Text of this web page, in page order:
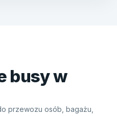
busy w
przewozu osób, bagażu,